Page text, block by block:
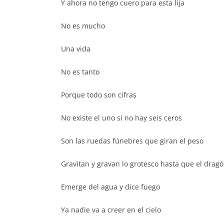
Y ahora no tengo cuero para esta lija
No es mucho
Una vida
No es tanto
Porque todo son cifras
No existe el uno si no hay seis ceros
Son las ruedas fúnebres que giran el peso
Gravitan y gravan lo grotesco hasta que el
Emerge del agua y dice fuego
Ya nadie va a creer en el cielo